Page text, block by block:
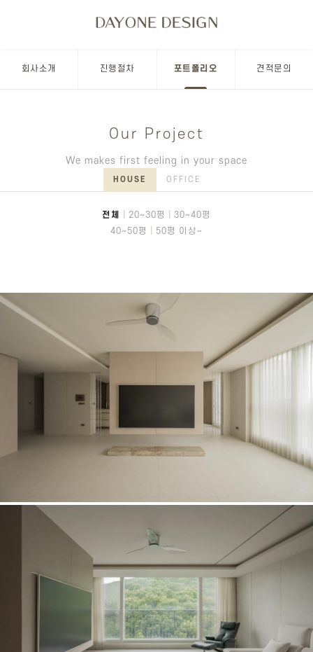
Our Project
We makes first feeling in your space
HOUSE OFFICE
전체 20~30평
30~40평
40~50평
50평 이상~
회사소개 진행절차 포트폴리오 견적문의